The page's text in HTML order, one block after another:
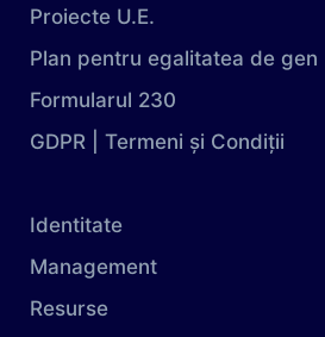
Proiecte U.E.
Plan pentru egalitatea de gen
Formularul 230
GDPR | Termeni și Condiții
Identitate
Management
Resurse